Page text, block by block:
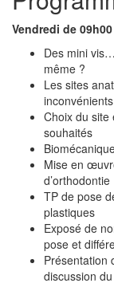
Vendredi de
Des mini
même ?
Les sites
inconvénients
Choix du site
souhaités
Mise en
d’orthodontie
TP de pose
plastiques
Exposé de
pose et
Présentation
discussion